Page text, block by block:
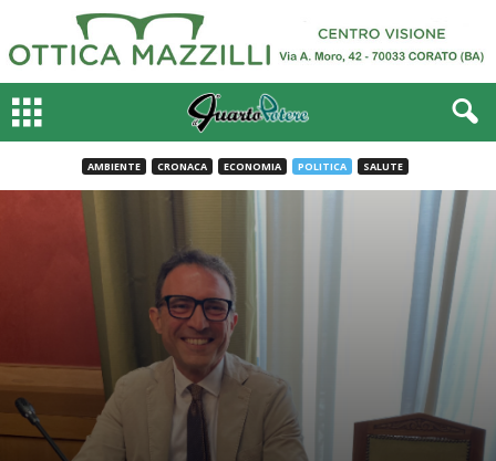
AMBIENTE CRONACA ECONOMIA POLITICA SALUTE